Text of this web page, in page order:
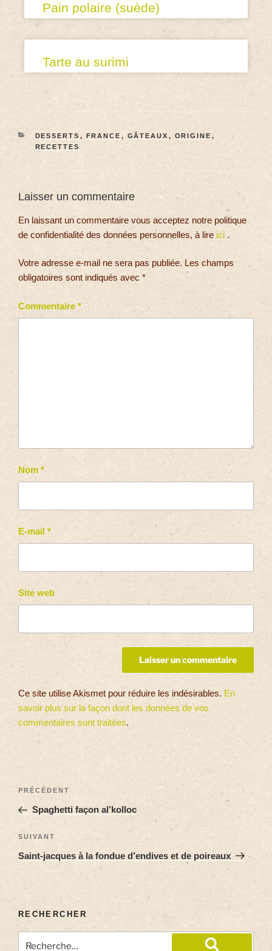
Pain polaire (suède)
Tarte au surimi
DESSERTS , FRANCE , GÂTEAUX , ORIGINE ,
RECETTES
Laisser un commentaire
En laissant un commentaire vous acceptez notre politique
de confidentialité des données personnelles, à lire ici .
Votre adresse e-mail ne sera pas publiée. Les champs
obligatoires sont indiqués avec *
Commentaire *
Nom *
E-mail *
Site web
Ce site utilise Akismet pour réduire les indésirables. En
savoir plus sur la façon dont les données de vos
commentaires sont traitées.
PRÉCÉDENT
Spaghetti façon al’kolloc
SUIVANT
Saint-jacques à la fondue d’endives et de poireaux
RECHERCHER